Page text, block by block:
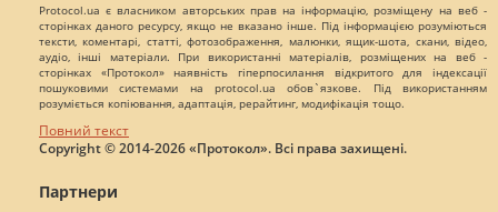
Protocol.ua є власником авторських прав на інформацію, розміщену на веб -
сторінках даного ресурсу, якщо не вказано інше. Під інформацією розуміються
тексти, коментарі, статті, фотозображення, малюнки, ящик-шота, скани, відео,
аудіо, інші матеріали. При використанні матеріалів, розміщених на веб -
сторінках «Протокол» наявність гіперпосилання відкритого для індексації
пошуковими системами на protocol.ua обов`язкове. Під використанням
розуміється копіювання, адаптація, рерайтинг, модифікація тощо.
Повний текст
Copyright © 2014-2026 «Протокол». Всі права захищені.
Партнери